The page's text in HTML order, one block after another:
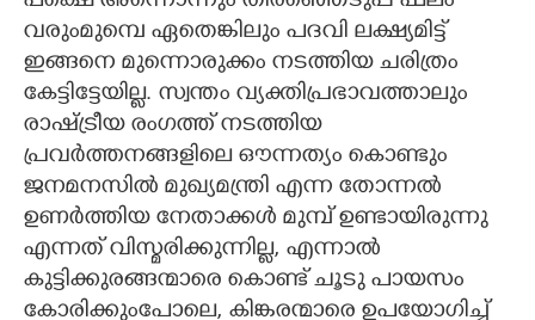
വരുംമുമ്പെ ഏതെങ്കിലും പദവി ലക്ഷ്യമിട്ട്
ഇങ്ങനെ മുന്നൊരുക്കം നടത്തിയ ചരിത്രം
കേട്ടിട്ടേയില്ല. സ്വന്തം വ്യക്തിപ്രഭാവത്താലും
രാഷ്ട്രീയ രംഗത്ത് നടത്തിയ
പ്രവർത്തനങ്ങളിലെ ഔന്നത്യം കൊണ്ടും
ജനമനസിൽ മുഖ്യമന്ത്രി എന്ന തോന്നൽ
ഉണർത്തിയ നേതാക്കൾ മുമ്പ് ഉണ്ടായിരുന്നു
എന്നത് വിസ്മരിക്കുന്നില്ല, എന്നാൽ
കുട്ടിക്കുരങ്ങന്മാരെ കൊണ്ട് ചൂടു പായസം
കോരിക്കുംപോലെ, കിങ്കരന്മാരെ ഉപയോഗിച്ച്